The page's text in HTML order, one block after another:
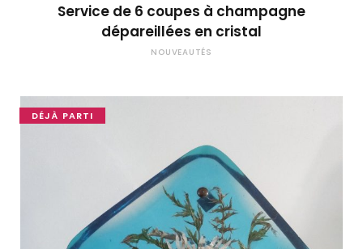
Service de 6 coupes à champagne
dépareillées en cristal
NOUVEAUTÉS
DÉJÀ PARTI